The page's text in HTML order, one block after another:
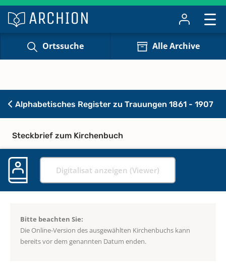
Ortssuche Alle Archive
Alphabetisches Register zu Trauungen 1861 - 1907
Steckbrief zum Kirchenbuch
Digitalisat anzeigen (Viewer)
Bitte beachten Sie:
Die Online-Version des ausgewählten Kirchenbuchs kann
bereits vor dem genannten Datum enden.